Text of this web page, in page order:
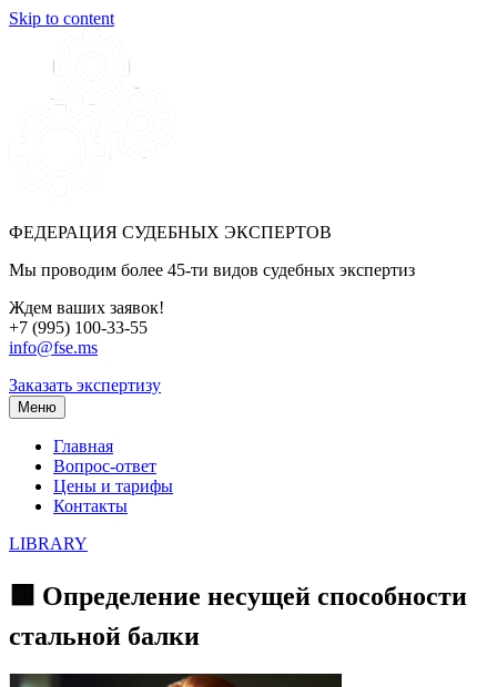
Skip to content
ФЕДЕРАЦИЯ СУДЕБНЫХ ЭКСПЕРТОВ
Мы проводим более 45-ти видов судебных экспертиз
Ждем ваших заявок!
+7 (995) 100-33-55
info@fse.ms
Заказать экспертизу
Меню
Главная
Вопрос-ответ
Цены и тарифы
Контакты
LIBRARY
🟩 Определение несущей способности
стальной балки